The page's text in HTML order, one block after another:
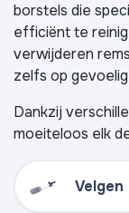
borstels die
efficiënt te
verwijderen
zelfs op
Dankzij
moeiteloos elk